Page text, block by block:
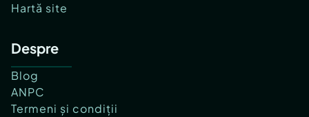
Hartă site
Despre
Blog
ANPC
Termeni și condiții